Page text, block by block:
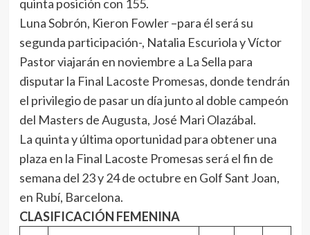
quinta posición con 155.
Luna Sobrón, Kieron Fowler –para él será su
segunda participación-, Natalia Escuriola y Víctor
Pastor viajarán en noviembre a La Sella para
disputar la Final Lacoste Promesas, donde tendrán
el privilegio de pasar un día junto al doble campeón
del Masters de Augusta, José Mari Olazábal.
La quinta y última oportunidad para obtener una
plaza en la Final Lacoste Promesas será el fin de
semana del 23 y 24 de octubre en Golf Sant Joan,
en Rubí, Barcelona.
CLASIFICACIÓN FEMENINA